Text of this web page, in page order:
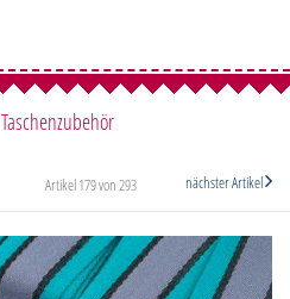
Taschenzubehör
Artikel 179 von 293 nächster Artikel